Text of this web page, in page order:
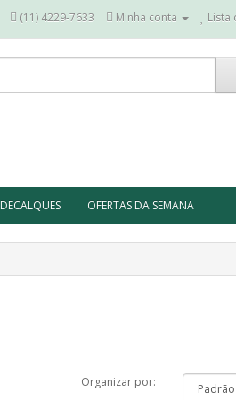
(11) 4229-7633 Minha conta Lista
DECALQUES OFERTAS DA SEMANA
Organizar por: